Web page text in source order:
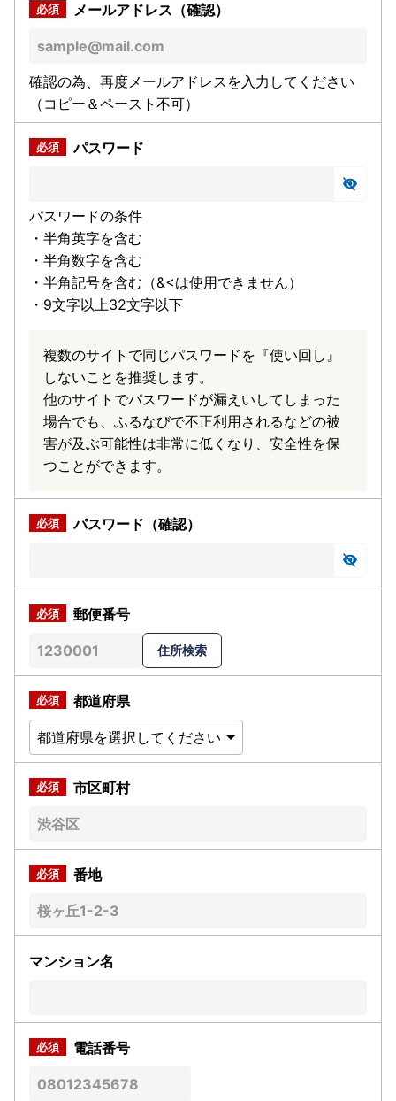
メールアドレス（確認）
確認の為、再度メールアドレスを入力してください
（コピー＆ペースト不可）
パスワード
パスワードの条件
・半角英字を含む
・半角数字を含む
・半角記号を含む（&<は使用できません）
・9文字以上32文字以下
複数のサイトで同じパスワードを『使い回し』
しないことを推奨します。
他のサイトでパスワードが漏えいしてしまった
場合でも、ふるなびで不正利用されるなどの被
害が及ぶ可能性は非常に低くなり、安全性を保
つことができます。
パスワード（確認）
郵便番号
都道府県
市区町村
番地
マンション名
電話番号